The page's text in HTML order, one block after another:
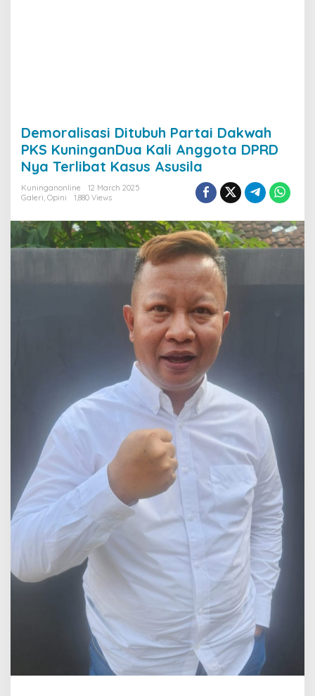
Demoralisasi Ditubuh Partai Dakwah
PKS KuninganDua Kali Anggota DPRD
Nya Terlibat Kasus Asusila
Kuninganonline
12 March 2025
Galeri, Opini 1,880 Views